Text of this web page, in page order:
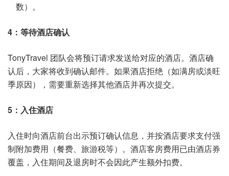
数）。
4：等待酒店确认
TonyTravel 团队会将预订请求发送给对应的酒店。酒店确
认后，大家将收到确认邮件。如果酒店拒绝（如满房或淡旺
季原因），需要重新选择其他酒店并再次提交。
5：入住酒店
入住时向酒店前台出示预订确认信息，并按酒店要求支付强
制附加费用（餐费、旅游税等）。酒店客房费用已由酒店券
覆盖，入住期间及退房时不会因此产生额外扣费。